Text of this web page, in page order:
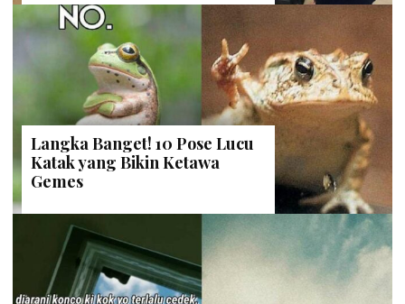
Langka Banget! 10 Pose Lucu
Katak yang Bikin Ketawa
Gemes